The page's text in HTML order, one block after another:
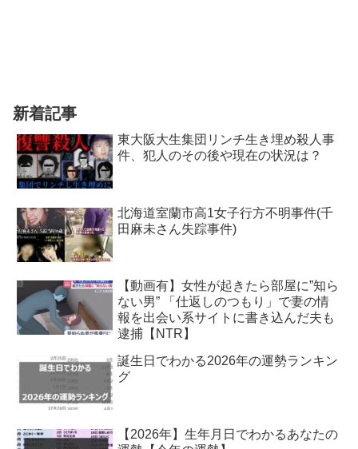
新着記事
東大阪大生集団リンチ生き埋め殺人事
件、犯人のその後や現在の状況は？
北海道室蘭市高1女子行方不明事件(千
田麻未さん失踪事件)
【動画有】女性が起きたら部屋に”知ら
ない男” 「仕返しのつもり」で妻の情
報を出会い系サイトに書き込んだ夫も
逮捕【NTR】
誕生日でわかる2026年の運勢ランキン
グ
【2026年】生年月日でわかるあなたの